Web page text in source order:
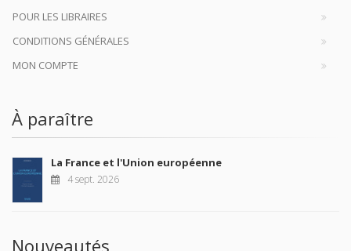
POUR LES LIBRAIRES
CONDITIONS GÉNÉRALES
MON COMPTE
À paraître
La France et l'Union européenne
4 sept. 2026
Nouveautés